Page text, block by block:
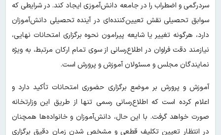
سردرگمی و اضطراب را در جامعه دانش‌آموزی ایجاد کند. در شرایطی که
سوابق تحصیلی نقش تعیین‌کننده‌ای در آینده تحصیلی دانش‌آموزان
دارد، هرگونه تغییر یا شایعه پیرامون نحوه برگزاری امتحانات نهایی،
نیازمند دقت فراوان در اطلاع‌رسانی از سوی تمام ارکان مرتبط، به ویژه
نمایندگان مجلس و مسئولان آموزش و پرورش است.
آموزش و پرورش بر موضع برگزاری حضوری امتحانات تأکید دارد و
اعلام کرده است که اطلاع‌رسانی رسمی تنها از طریق این وزارتخانه
صورت خواهد گرفت. با این حال، دانش‌آموزان و خانواده‌ها همچنان
در انتظار تعیین تکلیف قطعی و مشخص شدن زمان دقیق برگزاری